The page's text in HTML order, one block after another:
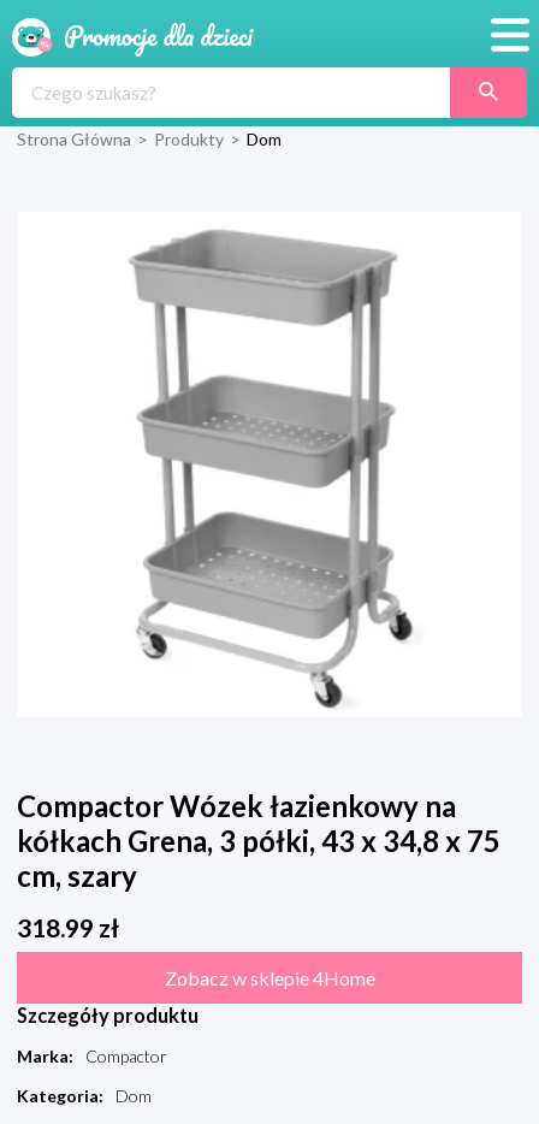
Produkty
Wyprawka
Strona Główna > Produkty > Dom
Compactor Wózek łazienkowy na
kółkach Grena, 3 półki, 43 x 34,8 x 75
cm, szary
318.99 zł
Zobacz w sklepie 4Home
Szczegóły produktu
Marka:
Compactor
Kategoria:
Dom